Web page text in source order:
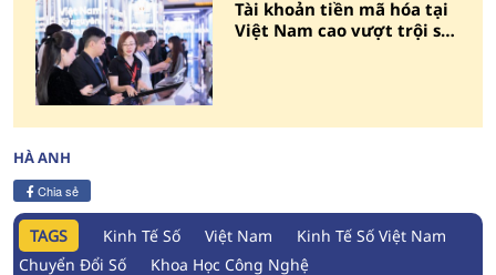
Tài khoản tiền mã hóa tại
Việt Nam cao vượt trội so
HÀ ANH
Chia sẻ
TAGS Kinh Tế Số Việt Nam
Kinh Tế Số Việt Nam
Chuyển Đổi Số
Khoa Học Công Nghệ